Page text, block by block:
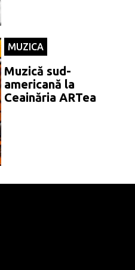
MUZICA
Muzică sud-
americană la
Ceainăria ARTea